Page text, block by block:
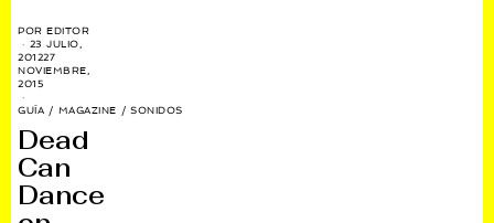
POREDITOR
23 JULIO,
201227
NOVIEMBRE,
2015
GUÍA / MAGAZINE / SONIDOS
Dead
Can
Dance